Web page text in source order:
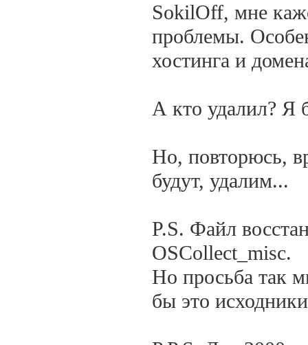
SokilOff, мне
проблемы.
хостинга и
А кто удалил? Я
Но, повторюсь,
будут, удалим...
P.S. Файл
OSCollect_misc.
Но просьба так
бы это